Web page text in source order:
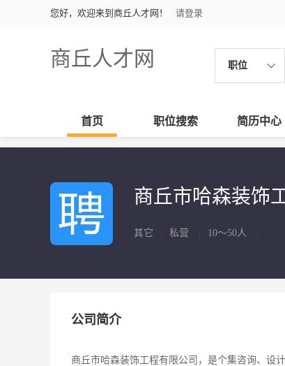
您好，欢迎来到商丘人才网！ 请登录
商丘人才网 职位
首页 职位搜索 简历中心
商丘市哈森装饰
其它 私营 10～50人
公司简介
商丘市哈森装饰工程有限公司，是个集咨询、设